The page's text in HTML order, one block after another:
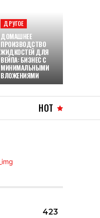
ДРУГОЕ
ДОМАШНЕЕ
ПРОИЗВОДСТВО
ЖИДКОСТЕЙ ДЛЯ
ВЕЙПА: БИЗНЕС С
МИНИМАЛЬНЫМИ
ВЛОЖЕНИЯМИ
HOT
423